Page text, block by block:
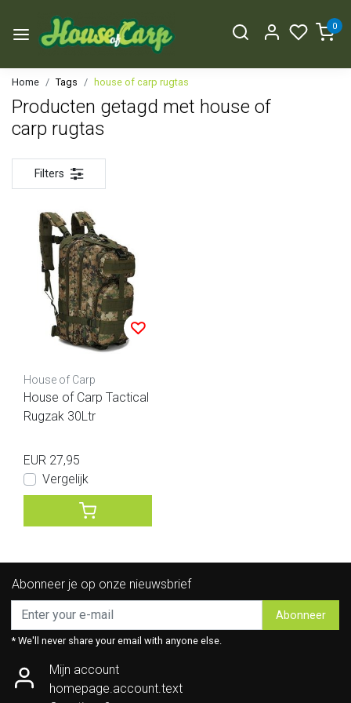
0
Home Tags house of carp rugtas
Producten getagd met house of
carp rugtas
Filters
House of Carp
House of Carp Tactical
Rugzak 30Ltr
EUR 27,95
Vergelijk
Abonneer je op onze nieuwsbrief
Abonneer
* We'll never share your email with anyone else.
Mijn account
homepage.account.text